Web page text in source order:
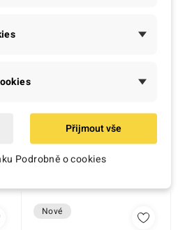
UM 3470, 500 W, bílý
725,00 Kč
Nové
Přijmout vše
Podrobně o cookies